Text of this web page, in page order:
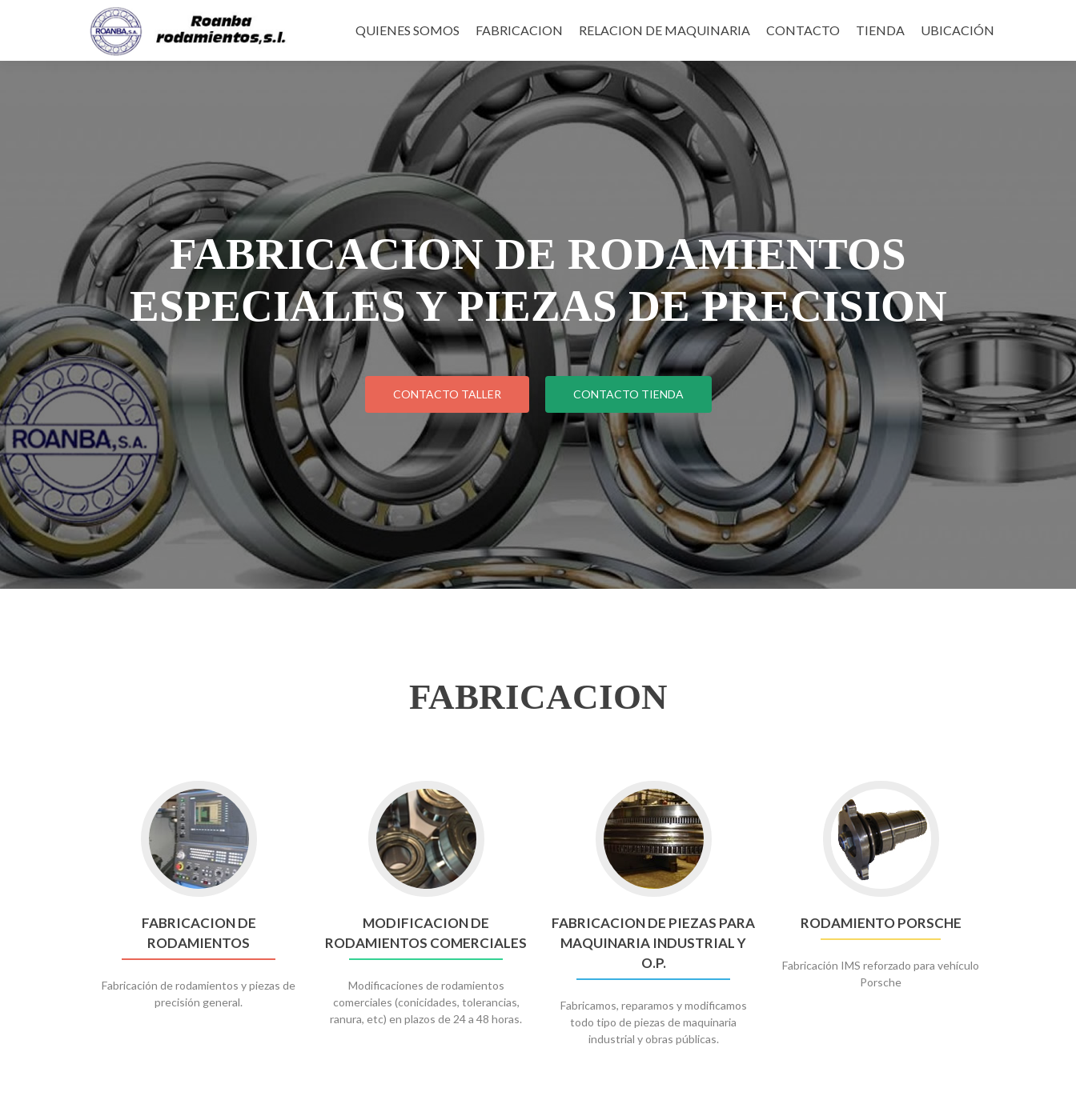
al
QUIENES SOMOS FABRICACION RELACION DE MAQUINARIA CONTACTO TIENDA UBICACIÓN
FABRICACION DE RODAMIENTOS
ESPECIALES Y PIEZAS DE PRECISION
CONTACTO TALLER CONTACTO TIENDA
FABRICACION
FABRICACION DE
RODAMIENTOS
Fabricación de rodamientos y piezas de
precisión general.
MODIFICACION DE
RODAMIENTOS COMERCIALES
Modificaciones de rodamientos
comerciales (conicidades, tolerancias,
ranura, etc) en plazos de 24 a 48 horas.
FABRICACION DE PIEZAS PARA
MAQUINARIA INDUSTRIAL Y
O.P.
Fabricamos, reparamos y modificamos
todo tipo de piezas de maquinaria
industrial y obras públicas.
RODAMIENTO PORSCHE
Fabricación IMS reforzado para vehículo
Porsche